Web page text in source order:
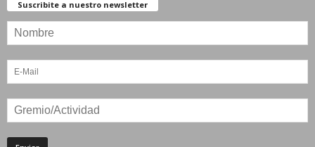
Suscribite a nuestro newsletter